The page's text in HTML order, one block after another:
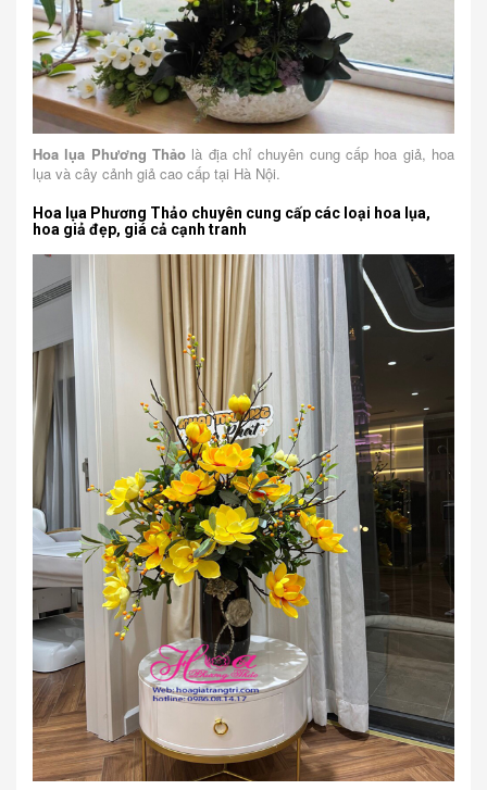
Hoa lụa Phương Thảo là địa chỉ chuyên cung cấp hoa giả, hoa
lụa và cây cảnh giả cao cấp tại Hà Nội.
Hoa lụa Phương Thảo chuyên cung cấp các loại hoa lụa,
hoa giả đẹp, giá cả cạnh tranh